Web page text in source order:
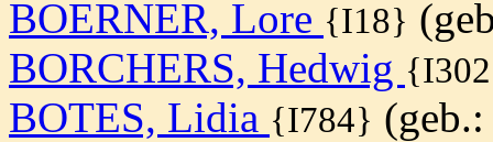
BOERNER, Lore {I18}
BORCHERS, Hedwig
BOTES, Lidia {I784}